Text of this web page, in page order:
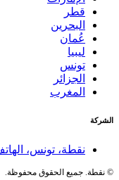
قطر
البحرين
عُمان
ليبيا
تونس
الجزائر
المغرب
الشركة
نقطة، تونس، الهاتف
©نقطة. جميع الحقوق محفوظة.